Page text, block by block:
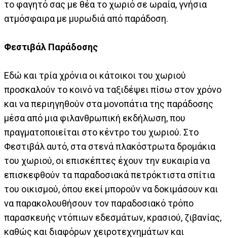
το φαγητό σας με θέα το χωριό σε ωραία, γνήσια
ατμόσφαιρα με μυρωδιά από παράδοση.
Φεστιβάλ Παράδοσης
Εδώ και τρία χρόνια οι κάτοικοι του χωριού
προσκαλούν το κοινό να ταξιδέψει πίσω στον χρόνο
και να περιηγηθούν στα μονοπάτια της παράδοσης
μέσα από μια φιλανθρωπική εκδήλωση, που
πραγματοποιείται στο κέντρο του χωριού. Στο
Φεστιβάλ αυτό, στα στενά πλακόστρωτα δρομάκια
του χωριού, οι επισκέπτες έχουν την ευκαιρία να
επισκεφθούν τα παραδοσιακά πετρόκτιστα σπίτια
του οικισμού, όπου εκεί μπορούν να δοκιμάσουν και
να παρακολουθήσουν τον παραδοσιακό τρόπο
παρασκευής ντόπιων εδεσμάτων, κρασιού, ζιβανίας,
καθώς και διαφόρων χειροτεχνημάτων και